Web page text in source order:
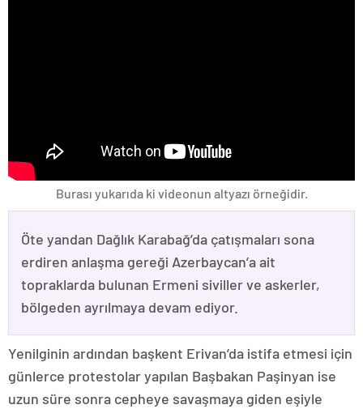
Burası yukarıda ki videonun altyazı örneğidir.
Öte yandan Dağlık Karabağ’da çatışmaları sona
erdiren anlaşma gereği Azerbaycan’a ait
topraklarda bulunan Ermeni siviller ve askerler,
bölgeden ayrılmaya devam ediyor.
Yenilginin ardından başkent Erivan’da istifa etmesi için
günlerce protestolar yapılan Başbakan Paşinyan ise
uzun süre sonra cepheye savaşmaya giden eşiyle